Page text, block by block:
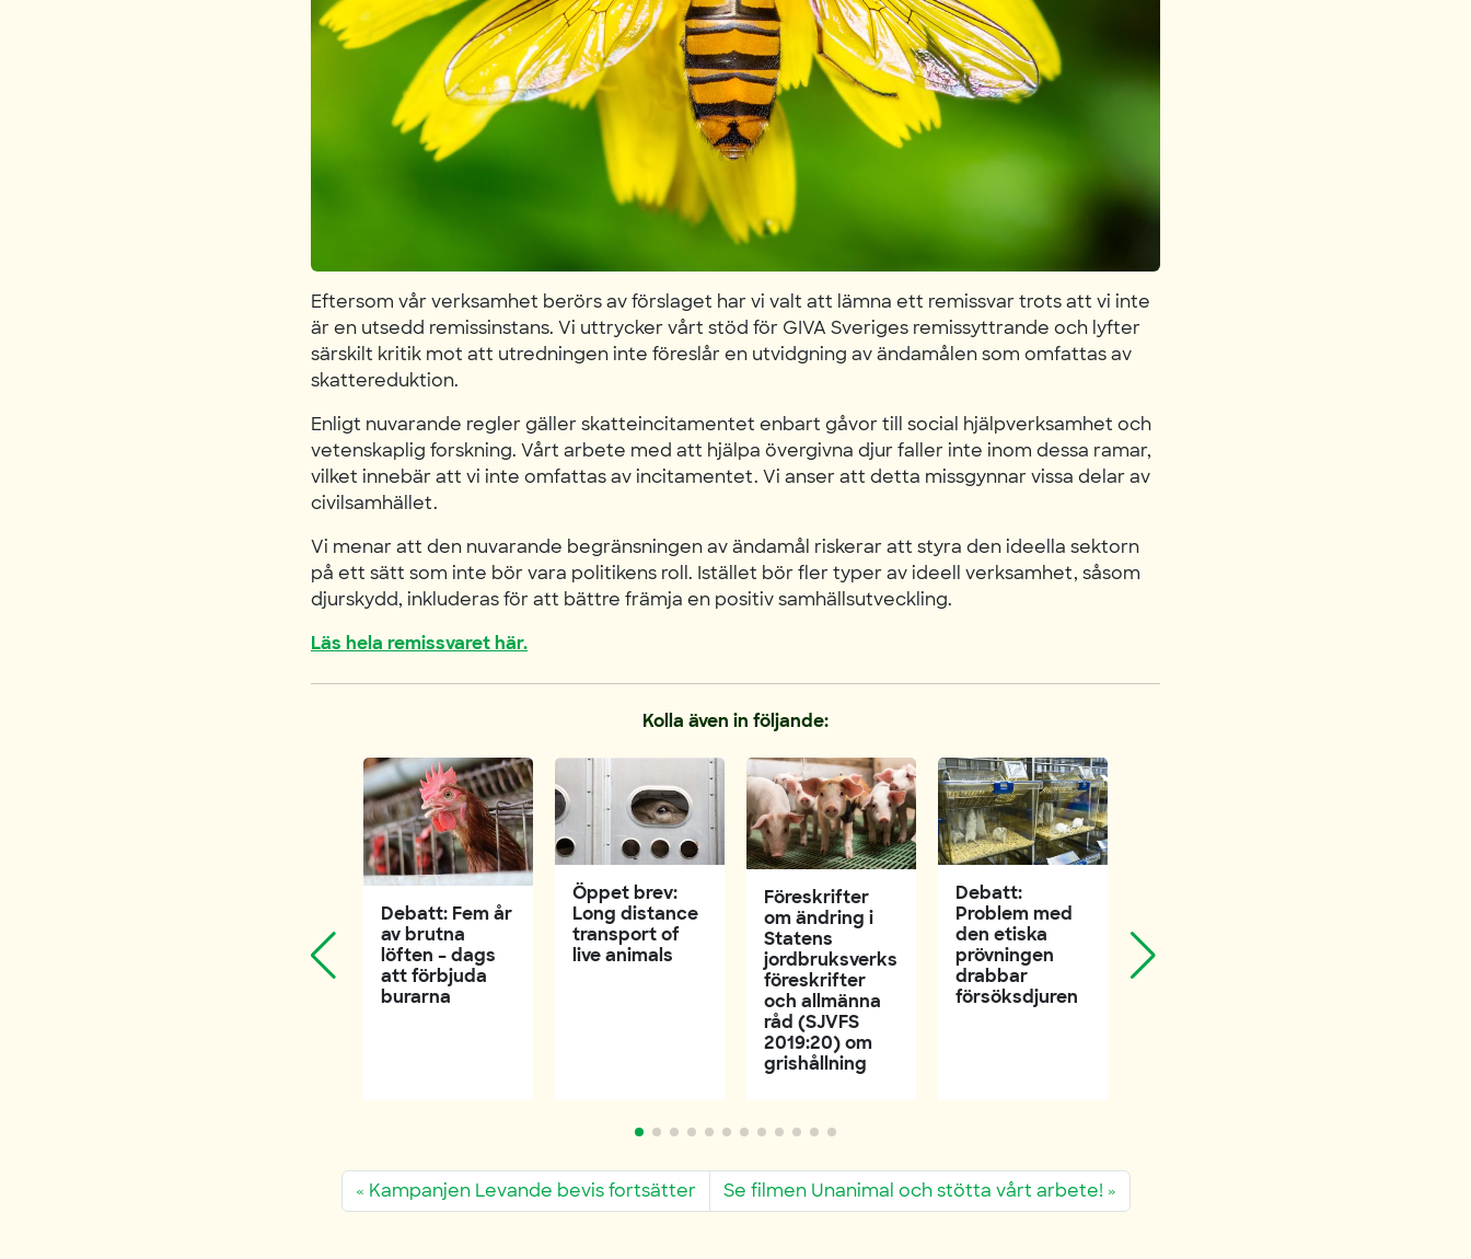
Eftersom vår verksamhet berörs av förslaget har vi valt att lämna ett remissvar trots att vi inte
är en utsedd remissinstans. Vi uttrycker vårt stöd för GIVA Sveriges remissyttrande och lyfter
särskilt kritik mot att utredningen inte föreslår en utvidgning av ändamålen som omfattas av
skattereduktion.
Enligt nuvarande regler gäller skatteincitamentet enbart gåvor till social hjälpverksamhet och
vetenskaplig forskning. Vårt arbete med att hjälpa övergivna djur faller inte inom dessa ramar,
vilket innebär att vi inte omfattas av incitamentet. Vi anser att detta missgynnar vissa delar av
civilsamhället.
Vi menar att den nuvarande begränsningen av ändamål riskerar att styra den ideella sektorn
på ett sätt som inte bör vara politikens roll. Istället bör fler typer av ideell verksamhet, såsom
djurskydd, inkluderas för att bättre främja en positiv samhällsutveckling.
Läs hela remissvaret här.
Kolla även in följande:
Debatt: Fem år
av brutna
löften – dags
att förbjuda
burarna
Öppet brev:
Long distance
transport of
live animals
Föreskrifter
om ändring i
Statens
jordbruksverks
föreskrifter
och allmänna
råd (SJVFS
2019:20) om
grishållning
Debatt:
Problem med
den etiska
prövningen
drabbar
försöksdjuren
djurskydd i EU,
Kullgren
Kampanjen Levande bevis fortsätter Se filmen Unanimal och stötta vårt arbete!